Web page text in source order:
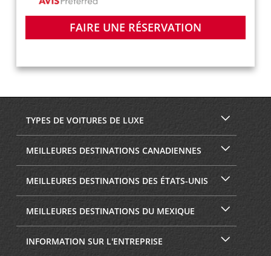
FAIRE UNE RÉSERVATION
TYPES DE VOITURES DE LUXE
MEILLEURES DESTINATIONS CANADIENNES
MEILLEURES DESTINATIONS DES ÉTATS-UNIS
MEILLEURES DESTINATIONS DU MEXIQUE
INFORMATION SUR L'ENTREPRISE